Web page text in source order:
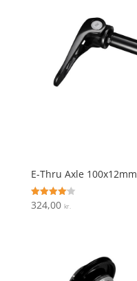
E-Thru Axle 100x12mm
Vurderet
4.1
324,00 kr.